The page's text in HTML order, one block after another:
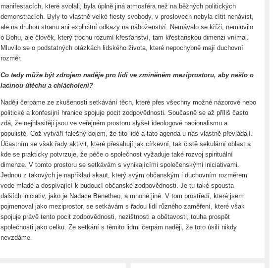
manifestacích, které svolali, byla úplně jiná atmosféra než na běžných politických
demonstracích. Byly to vlastně velké fiesty svobody, v proslovech nebyla cítit nenávist,
ale na druhou stranu ani explicitní odkazy na náboženství. Nemávalo se kříži, nemluvilo
o Bohu, ale člověk, který trochu rozumí křesťanství, tam křesťanskou dimenzi vnímal.
Mluvilo se o podstatných otázkách lidského života, které nepochybně mají duchovní
rozměr.
Co tedy může být zdrojem naděje pro lidi ve zmíněném meziprostoru, aby nešlo o
lacinou útěchu a chlácholení?
Naději čerpáme ze zkušenosti setkávání těch, které přes všechny možné názorové nebo
politické a konfesijní hranice spojuje pocit zodpovědnosti. Současně se až příliš často
zdá, že nejhlasitěji jsou ve veřejném prostoru slyšet ideologové nacionalismu a
populisté. Což vytváří falešný dojem, že tito lidé a tato agenda u nás vlastně převládají.
Účastním se však řady aktivit, které přesahují jak církevní, tak čistě sekulární oblast a
kde se prakticky potvrzuje, že péče o společnost vyžaduje také rozvoj spirituální
dimenze. V tomto prostoru se setkávám s vynikajícími společenskými iniciativami.
Jednou z takových je například skaut, který svým občanským i duchovním rozměrem
vede mladé a dospívající k budoucí občanské zodpovědnosti. Je tu také spousta
dalších iniciativ, jako je Nadace Benetheo, a mnohé jiné. V tom prostředí, které jsem
pojmenoval jako meziprostor, se setkávám s řadou lidí různého zaměření, které však
spojuje právě tento pocit zodpovědnosti, nezištnosti a obětavosti, touha prospět
společnosti jako celku. Ze setkání s těmito lidmi čerpám naději, že toto úsilí nikdy
nevzdáme.